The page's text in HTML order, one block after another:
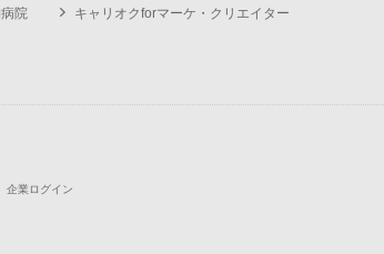
院
キャリオクforマーケ・クリエイター
企業ログイン